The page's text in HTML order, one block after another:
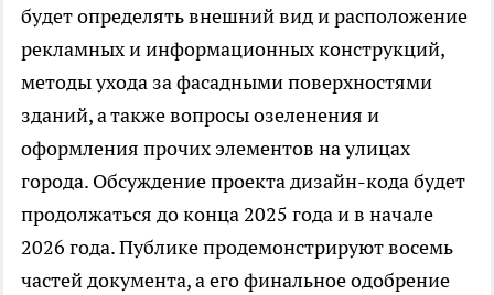
будет определять внешний вид и расположение
рекламных и информационных конструкций,
методы ухода за фасадными поверхностями
зданий, а также вопросы озеленения и
оформления прочих элементов на улицах
города. Обсуждение проекта дизайн-кода будет
продолжаться до конца 2025 года и в начале
2026 года. Публике продемонстрируют восемь
частей документа, а его финальное одобрение